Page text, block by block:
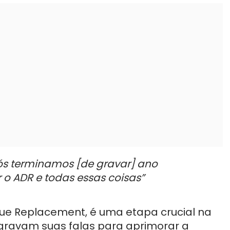
terminamos [de gravar] ano
ADR e todas essas coisas”
Replacement, é uma etapa crucial na
suas falas para aprimorar a